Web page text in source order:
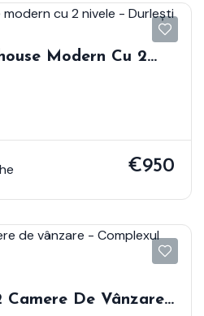
Modern Cu 2
€950
De Vânzare -